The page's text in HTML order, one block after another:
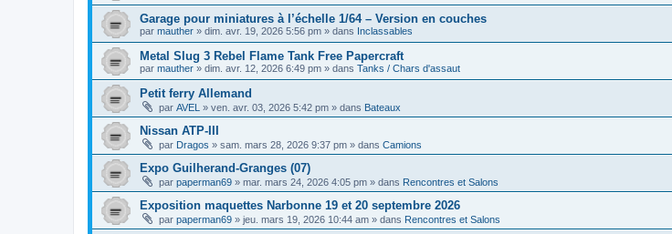
Garage pour miniatures à l’échelle 1/64 – Version en couches
par mauther » dim. avr. 19, 2026 5:56 pm » dans Inclassables
Metal Slug 3 Rebel Flame Tank Free Papercraft
par mauther » dim. avr. 12, 2026 6:49 pm » dans Tanks / Chars d'assaut
Petit ferry Allemand
par AVEL » ven. avr. 03, 2026 5:42 pm » dans Bateaux
Nissan ATP-III
par Dragos » sam. mars 28, 2026 9:37 pm » dans Camions
Expo Guilherand-Granges (07)
par paperman69 » mar. mars 24, 2026 4:05 pm » dans Rencontres et Salons
Exposition maquettes Narbonne 19 et 20 septembre 2026
par paperman69 » jeu. mars 19, 2026 10:44 am » dans Rencontres et Salons